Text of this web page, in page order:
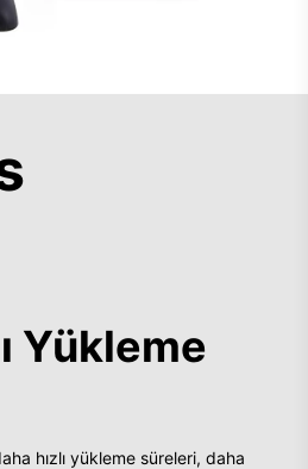
Yükleme
hızlı yükleme süreleri, daha